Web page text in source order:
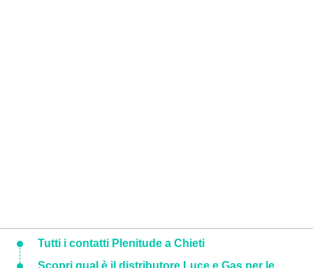
Tutti i contatti Plenitude a Chieti
Scopri qual è il distributore Luce e Gas per le